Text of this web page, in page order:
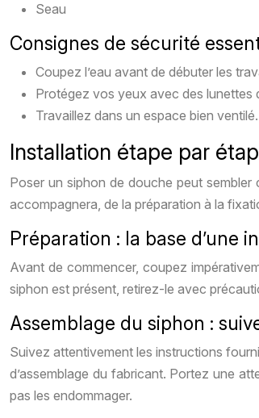
Seau
Consignes de sécurité
Coupez l’eau avant de débuter les
Protégez vos yeux avec des lunettes
Travaillez dans un espace bien ventilé.
Installation étape par
Poser un siphon de douche peut
accompagnera, de la préparation à la
Préparation : la base d’une
Avant de commencer, coupez
siphon est présent, retirez-le avec
Assemblage du siphon :
Suivez attentivement les instructions
d’assemblage du fabricant. Portez une
pas les endommager.